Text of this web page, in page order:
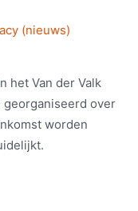
(nieuws)
het Van der Valk
georganiseerd over
worden